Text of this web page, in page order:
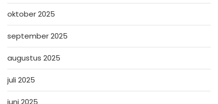
oktober 2025
september 2025
augustus 2025
juli 2025
juni 2025